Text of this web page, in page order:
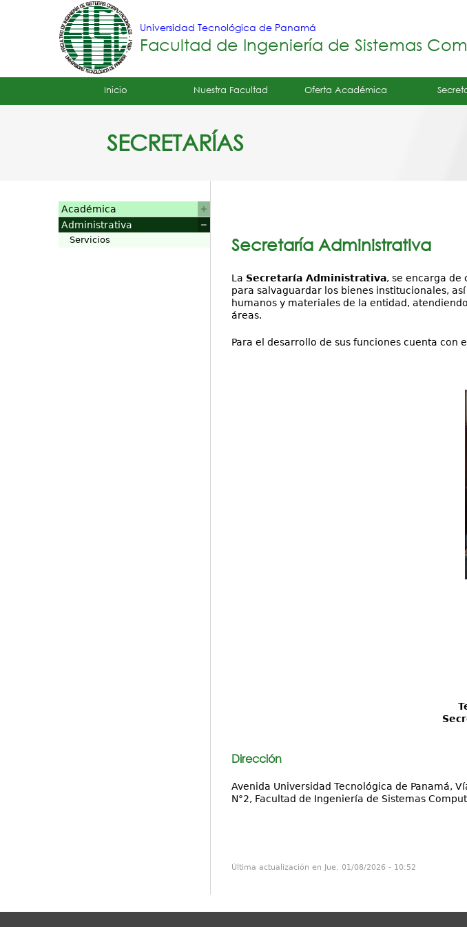
Universidad Tecnológica de Panamá
Facultad de Ingeniería de Sistemas
Tropical
Principal
Inicio Nuestra Facultad Oferta Académica
SECRETARÍAS
Secretaría Administrativa
La Secretaría Administrativa, se encarga de
para salvaguardar los bienes institucionales,
humanos y materiales de la entidad,
áreas.
Para el desarrollo de sus funciones cuenta con
Dirección
Avenida Universidad Tecnológica de Panamá,
N°2, Facultad de Ingeniería de Sistemas
Última actualización en Jue, 01/08/2026 - 10:52
Académica
Administrativa
Servicios